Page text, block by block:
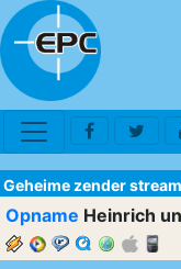
Geheime zender stream
Opname Heinrich